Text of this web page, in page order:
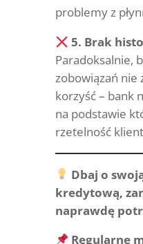
problemy z
5. Brak
Paradoksalnie,
zobowiązań nie
korzyść – bank
na podstawie
rzetelność
Dbaj o
kredytową,
naprawdę
Regularne